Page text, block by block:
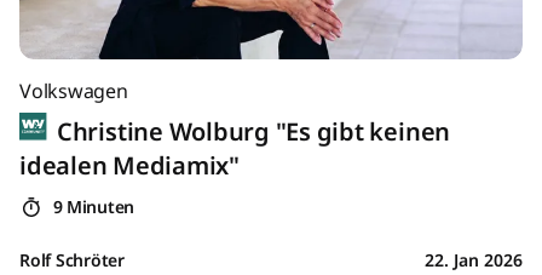
Volkswagen
Christine Wolburg "Es gibt keinen
idealen Mediamix"
9 Minuten
Rolf Schröter 22. Jan 2026